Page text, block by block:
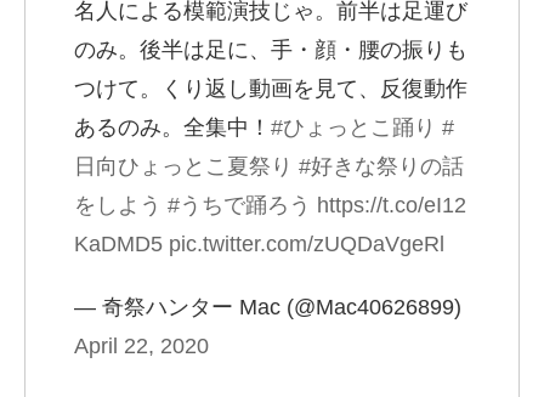
名人による模範演技じゃ。前半は足運び
のみ。後半は足に、手・顔・腰の振りも
つけて。くり返し動画を見て、反復動作
あるのみ。全集中！ #ひょっとこ踊り #
日向ひょっとこ夏祭り #好きな祭りの話
をしよう #うちで踊ろう https://t.co/eI12
KaDMD5 pic.twitter.com/zUQDaVgeRl
— 奇祭ハンター Mac (@Mac40626899)
April 22, 2020